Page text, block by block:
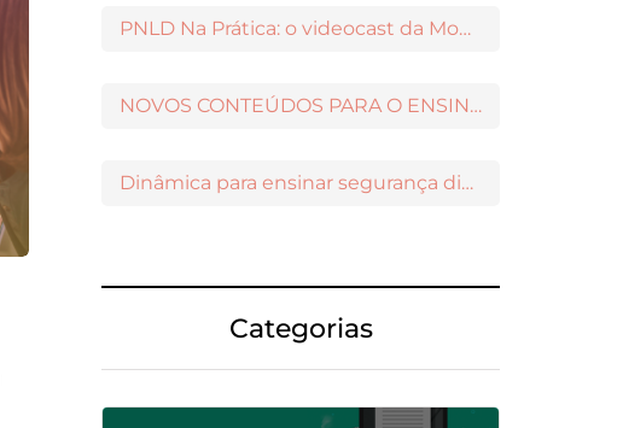
PNLD Na Prática: o videocast da Moderna para apoiar a escolha das obras aprovadas
NOVOS CONTEÚDOS PARA O ENSINO MÉDIO DISPONÍVEIS NO MODERNAMIGOS
Dinâmica para ensinar segurança digital nos Anos Iniciais
Categorias